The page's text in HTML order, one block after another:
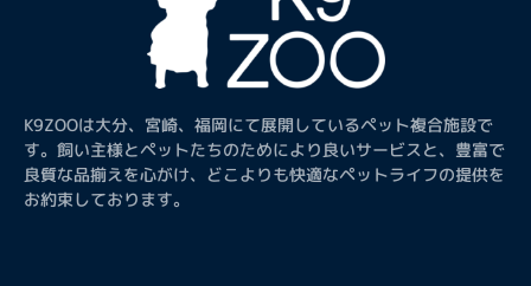
K9ZOOは大分、宮崎、福岡にて展開しているペット複合施設で
す。飼い主様とペットたちのためにより良いサービスと、豊富で
良質な品揃えを心がけ、どこよりも快適なペットライフの提供を
お約束しております。